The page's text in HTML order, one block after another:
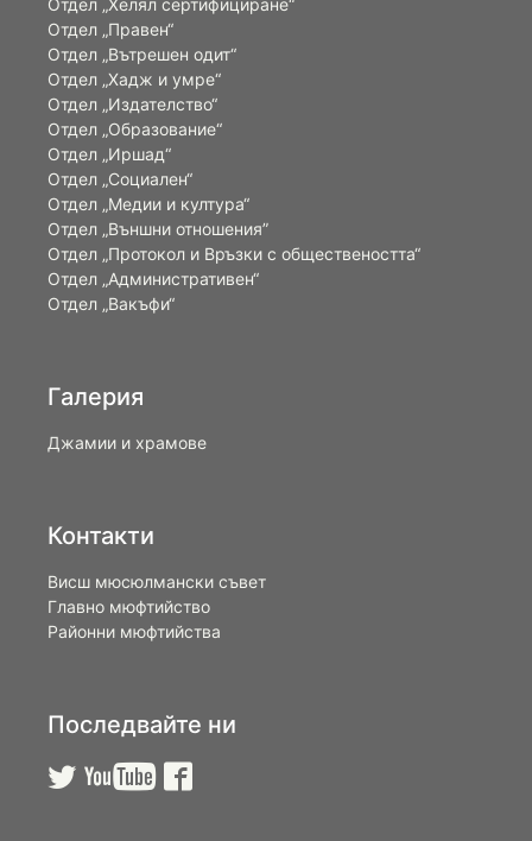
Отдел „Хелял сертифициране“
Отдел „Правен“
Отдел „Вътрешен одит“
Отдел „Хадж и умре“
Отдел „Издателство“
Отдел „Образование“
Отдел „Иршад“
Отдел „Социален“
Отдел „Медии и култура“
Отдел „Външни отношения”
Oтдел „Протокол и Връзки с обществеността“
Отдел „Административен“
Отдел „Вакъфи“
Галерия
Джамии и храмове
Контакти
Висш мюсюлмански съвет
Главно мюфтийство
Районни мюфтийства
Последвайте ни
  